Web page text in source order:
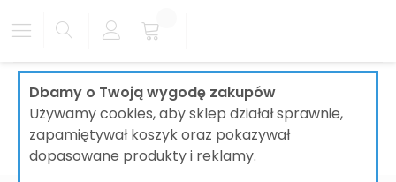
Dbamy o Twoją wygodę zakupów
Używamy cookies, aby sklep działał sprawnie,
zapamiętywał koszyk oraz pokazywał
dopasowane produkty i reklamy.